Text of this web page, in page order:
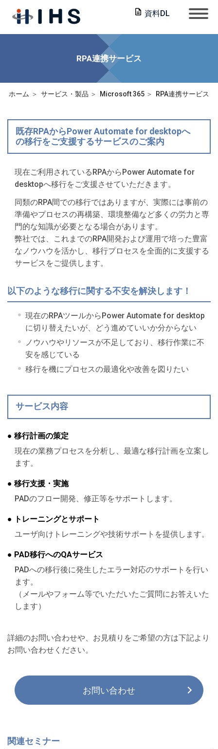
資料DL
RPA連携サービス
ホーム サービス・製品 Microsoft 365 RPA連携サービス
既存RPAからPower Automate for desktopへ
の移行をご支援するサービスのご案内
現在ご利用されているRPAからPower Automate for
desktopへ移行をご支援させていただきます。
同類のRPA間での移行ではありますが、実際には事前の
準備やプロセスの再構築、環境整備など多くの労力と専
門的な知識が必要となる場合があります。
弊社では、これまでのRPA開発および運用で培った豊富
なノウハウを活かし、移行プロセスを全面的に支援する
サービスをご提供します。
以下のような移行に関する不安を解決します！
現在のRPAツールからPower Automate for desktop
に切り替えたいが、どう進めていいか分からない
ノウハウやリソースが不足しており、移行作業に不
安を感じている
移行を機にプロセスの最適化や改善を図りたい
サービス内容
● 移行計画の策定
現在の業務プロセスを分析し、最適な移行計画を立案し
ます。
● 移行支援・実施
PADのフロー開発、修正等をサポートします。
● トレーニングとサポート
ユーザ向けトレーニングや技術サポートを提供します。
● PAD移行へのQAサービス
PADへの移行後に発生したエラー対応のサポートを行い
ます。
（メールやフォーム等でいただいたご質問にお答えいた
します）
詳細のお問い合わせや、お見積りをご希望の方は下記より
お問い合わせください。
お問い合わせ
関連セミナー